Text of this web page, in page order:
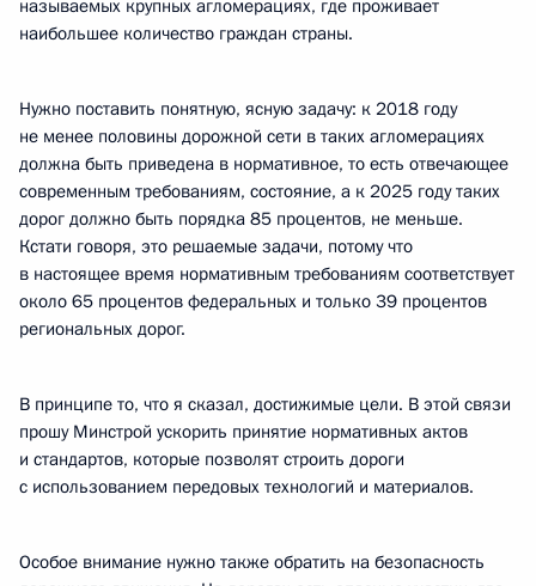
называемых крупных агломерациях, где проживает
наибольшее количество граждан страны.
Нужно поставить понятную, ясную задачу: к 2018 году
не менее половины дорожной сети в таких агломерациях
должна быть приведена в нормативное, то есть отвечающее
современным требованиям, состояние, а к 2025 году таких
дорог должно быть порядка 85 процентов, не меньше.
Кстати говоря, это решаемые задачи, потому что
в настоящее время нормативным требованиям соответствует
около 65 процентов федеральных и только 39 процентов
региональных дорог.
В принципе то, что я сказал, достижимые цели. В этой связи
прошу Минстрой ускорить принятие нормативных актов
и стандартов, которые позволят строить дороги
с использованием передовых технологий и материалов.
Особое внимание нужно также обратить на безопасность